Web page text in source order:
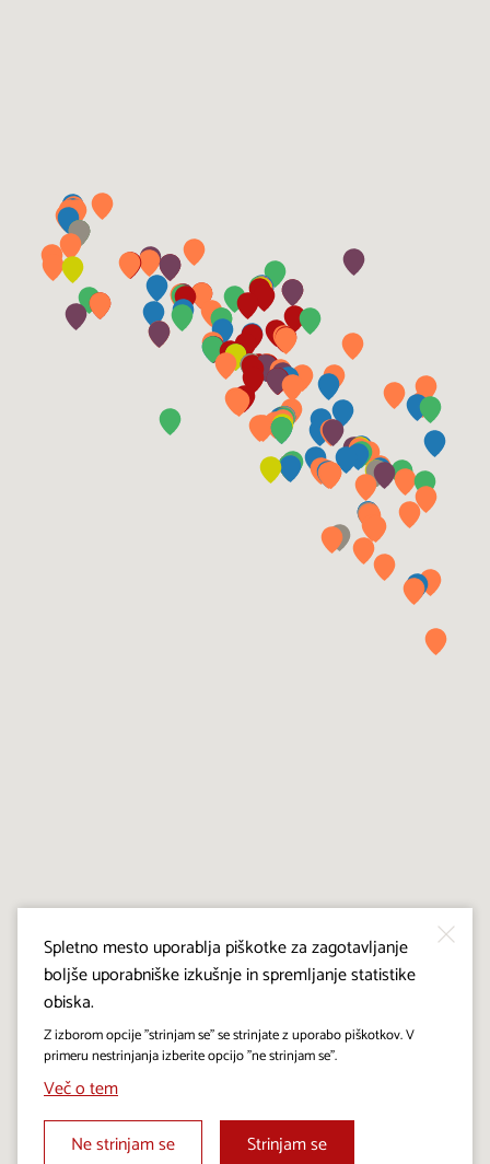
Spletno mesto uporablja piškotke za zagotavljanje
boljše uporabniške izkušnje in spremljanje statistike
obiska.
Z izborom opcije "strinjam se" se strinjate z uporabo piškotkov. V
primeru nestrinjanja izberite opcijo "ne strinjam se".
Več o tem
Ne strinjam se
Strinjam se